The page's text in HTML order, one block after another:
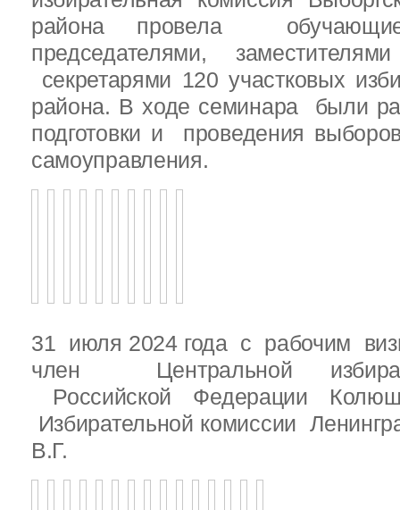
района провела
председателями,
секретарями 120 участковых
района. В ходе семинара были
подготовки и проведения
самоуправления.
31 июля 2024 года с рабочим
член Центральной
Российской Федерации
Избирательной комиссии
В.Г.